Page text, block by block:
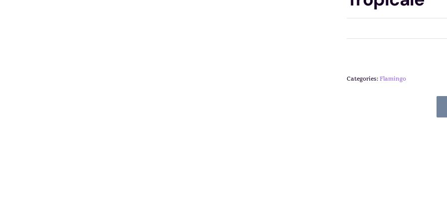
Categories:Flamingo